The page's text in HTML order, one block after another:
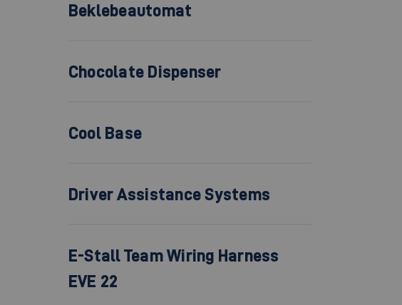
Beklebeautomat
Chocolate Dispenser
Cool Base
Driver Assistance Systems
E-Stall Team Wiring Harness
EVE 22